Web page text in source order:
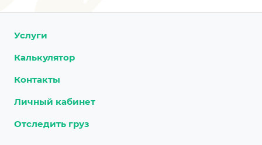
Услуги
Калькулятор
Контакты
Личный кабинет
Отследить груз